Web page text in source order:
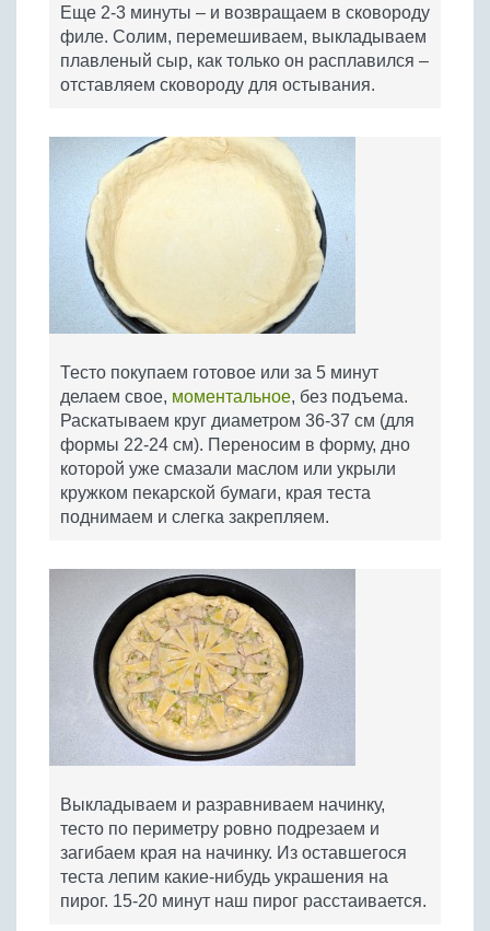
Еще 2-3 минуты – и возвращаем в сковороду
филе. Солим, перемешиваем, выкладываем
плавленый сыр, как только он расплавился –
отставляем сковороду для остывания.
Тесто покупаем готовое или за 5 минут
делаем свое, моментальное, без подъема.
Раскатываем круг диаметром 36-37 см (для
формы 22-24 см). Переносим в форму, дно
которой уже смазали маслом или укрыли
кружком пекарской бумаги, края теста
поднимаем и слегка закрепляем.
Выкладываем и разравниваем начинку,
тесто по периметру ровно подрезаем и
загибаем края на начинку. Из оставшегося
теста лепим какие-нибудь украшения на
пирог. 15-20 минут наш пирог расстаивается.